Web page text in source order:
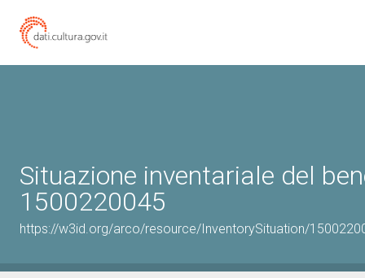
Situazione inventariale del
1500220045
https://w3id.org/arco/resource/InventorySituation/